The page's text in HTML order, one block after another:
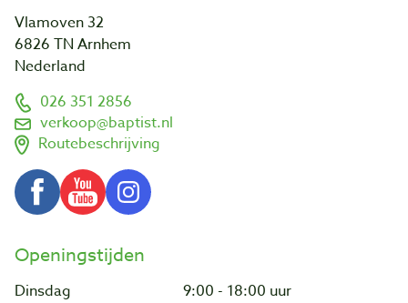
Vlamoven 32
6826 TN Arnhem
Nederland
026 351 2856
verkoop@baptist.nl
Routebeschrijving
Openingstijden
Dinsdag
9:00 - 18:00 uur